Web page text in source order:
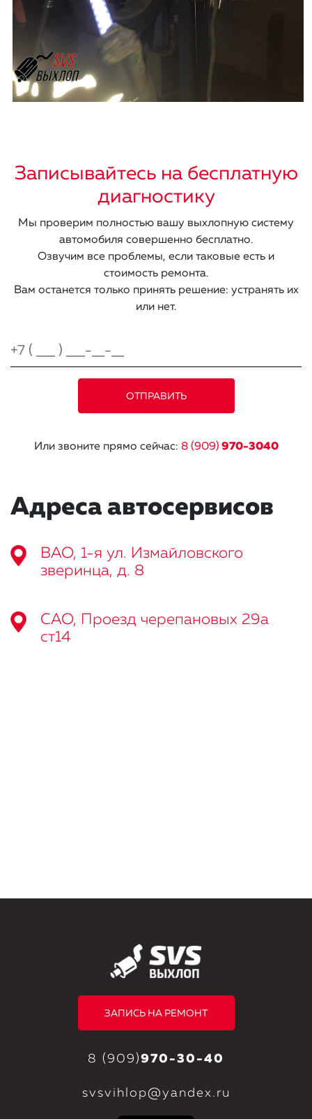
Записывайтесь на бесплатную
диагностику
Мы проверим полностью вашу выхлопную систему
автомобиля совершенно бесплатно.
Озвучим все проблемы, если таковые есть и
стоимость ремонта.
Вам останется только принять решение: устранять их
или нет.
Или звоните прямо сейчас: 8 (909) 970-3040
Адреса автосервисов
ВАО, 1-я ул. Измайловского
зверинца, д. 8
САО, Проезд черепановых 29а
ст14
ЗАПИСЬ НА РЕМОНТ
8 (909)970-30-40
svsvihlop@yandex.ru